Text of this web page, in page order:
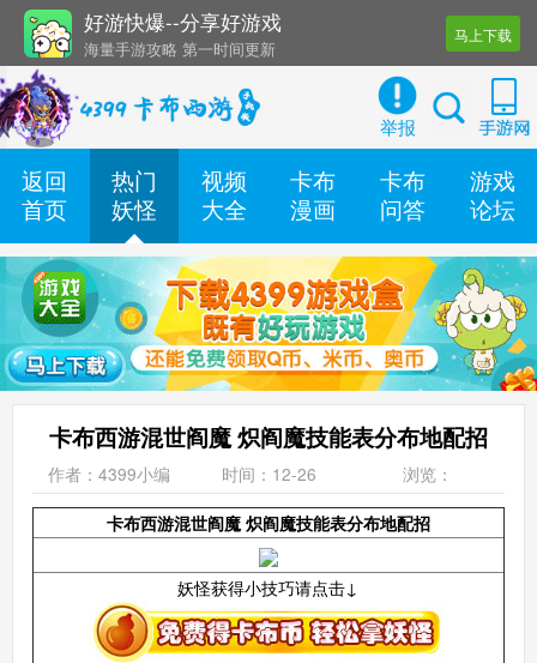
好游快爆--分享好游戏
海量手游攻略 第一时间更新
还有几十款实用辅助工具
马上下载
举报
返回
首页
热门
妖怪
视频
大全
卡布
漫画
卡布
问答
游戏
论坛
卡布西游混世阎魔 炽阎魔技能表分布地配招
作者：4399小编 时间：12-26 浏览：
卡布西游混世阎魔 炽阎魔技能表分布地配招
妖怪获得小技巧请点击↓